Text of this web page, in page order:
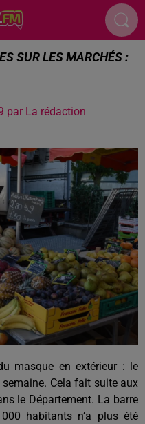
SUR LES MARCHÉS :
par La rédaction
masque en extérieur : le
semaine. Cela fait suite aux
le Département. La barre
habitants n’a plus été